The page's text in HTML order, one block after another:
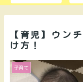
【育児】ウン
け方！
子育て